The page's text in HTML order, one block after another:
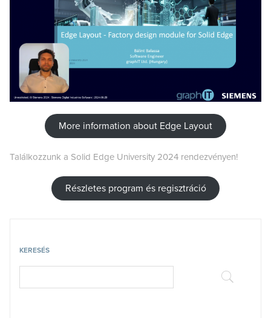
KERESÉS
More information about Edge Layout
Találkozzunk a Solid Edge University 2024 rendezvényen!
Részletes program és regisztráció